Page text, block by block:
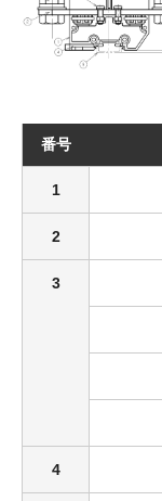
番号
1
2
3
4